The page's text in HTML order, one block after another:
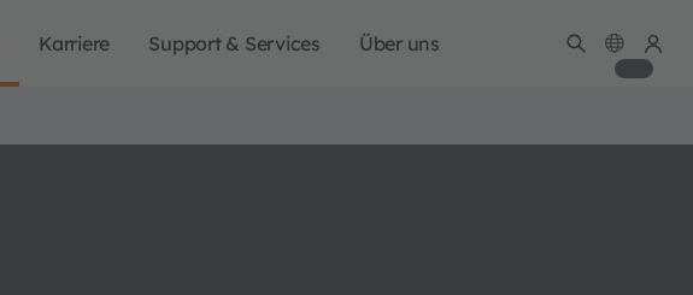
Karriere Support & Services Über uns